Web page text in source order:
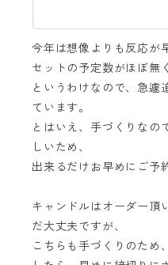
今年は想像よりも反応が
セットの予定数がほぼ無
というわけなので、急遽
ています。
とはいえ、手づくりなの
しいため、
出来るだけお早めにご予
キャンドルはオーダー頂
だ大丈夫ですが、
こちらも手づくりのため